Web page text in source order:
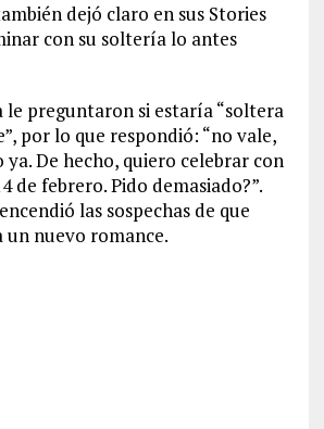
dejó claro en sus Stories
con su soltería lo antes
le preguntaron si estaría “soltera
por lo que respondió: “no vale,
De hecho, quiero celebrar con
de febrero. Pido demasiado?”.
las sospechas de que
un nuevo romance.